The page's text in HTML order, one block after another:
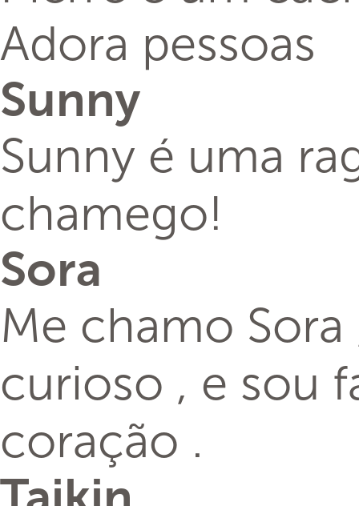
Adora pessoas
Sunny
Sunny é uma
chamego!
Sora
Me chamo
curioso , e sou
coração .